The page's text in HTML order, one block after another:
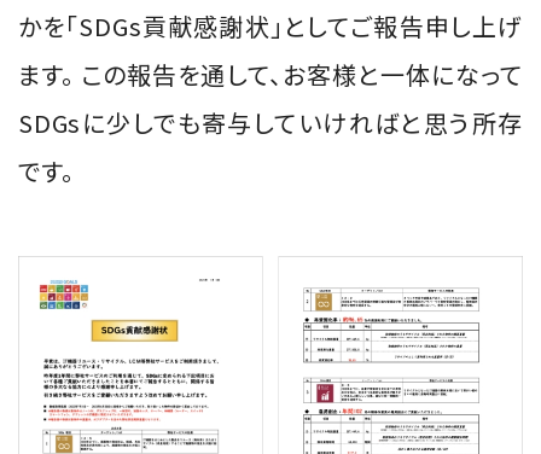
かを「SDGs貢献感謝状」としてご報告申し上げ
ます。 この報告を通して、お客様と一体になって
SDGsに少しでも寄与していければと思う所存
です。